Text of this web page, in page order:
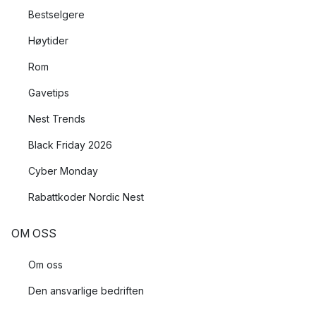
Bestselgere
Høytider
Rom
Gavetips
Nest Trends
Black Friday 2026
Cyber Monday
Rabattkoder Nordic Nest
OM OSS
Om oss
Den ansvarlige bedriften